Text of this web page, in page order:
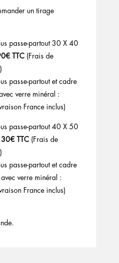
un tirage
passe-partout 30 X 40
TTC(Frais de
passe-partout et cadre
verre minéral :
France inclus)
passe-partout 40 X 50
TTC(Frais de
passe-partout et cadre
verre minéral :
France inclus)